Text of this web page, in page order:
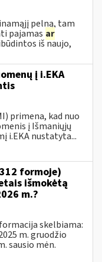
pelną, tam
pajamas ar
iš naujo,
į i.EKA
primena, kad nuo
į Išmaniųjų
i.EKA nustatyta...
formoje)
išmokėtą
m.?
skelbiama:
m. gruodžio
sausio mėn.